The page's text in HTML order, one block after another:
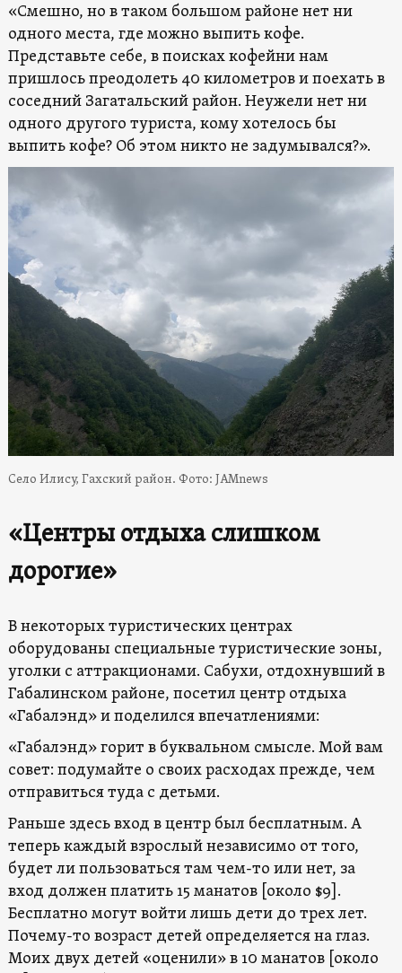
«Смешно, но в таком большом районе нет ни
одного места, где можно выпить кофе.
Представьте себе, в поисках кофейни нам
пришлось преодолеть 40 километров и поехать в
соседний Загатальский район. Неужели нет ни
одного другого туриста, кому хотелось бы
выпить кофе? Об этом никто не задумывался?».
Село Илису, Гахский район. Фото: JAMnews
«Центры отдыха слишком
дорогие»
В некоторых туристических центрах
оборудованы специальные туристические зоны,
уголки с аттракционами. Сабухи, отдохнувший в
Габалинском районе, посетил центр отдыха
«Габалэнд» и поделился впечатлениями:
«Габалэнд» горит в буквальном смысле. Мой вам
совет: подумайте о своих расходах прежде, чем
отправиться туда с детьми.
Раньше здесь вход в центр был бесплатным. А
теперь каждый взрослый независимо от того,
будет ли пользоваться там чем-то или нет, за
вход должен платить 15 манатов [около $9].
Бесплатно могут войти лишь дети до трех лет.
Почему-то возраст детей определяется на глаз.
Моих двух детей «оценили» в 10 манатов [около